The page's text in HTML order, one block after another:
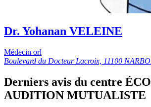
Dr. Yohanan VELEINE
Médecin orl
Boulevard du Docteur Lacroix, 11100
Derniers avis du centre
AUDITION MUTUALISTE